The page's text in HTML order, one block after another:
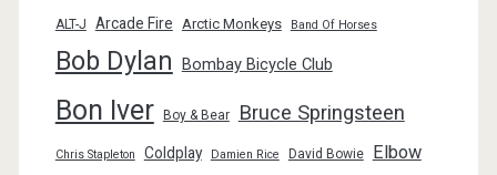
ALT-J Arcade Fire Arctic Monkeys Band Of Horses
Bob Dylan Bombay Bicycle Club
Bon Iver Boy & Bear Bruce Springsteen
Chris Stapleton Coldplay Damien Rice David Bowie Elbow